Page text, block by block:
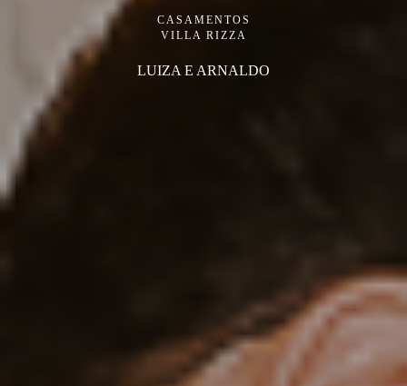
CASAMENTOS
VILLA RIZZA
LUIZA E ARNALDO